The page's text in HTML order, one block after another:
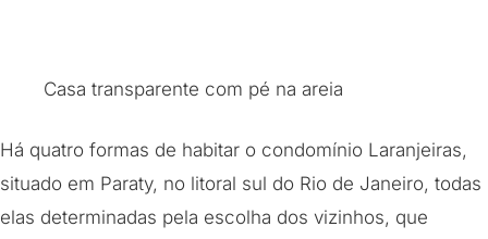
Casa transparente com pé na areia
Há quatro formas de habitar o condomínio Laranjeiras,
situado em Paraty, no litoral sul do Rio de Janeiro, todas
elas determinadas pela escolha dos vizinhos, que